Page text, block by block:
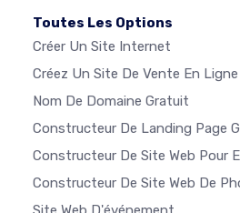
Toutes Les Options
Créer Un Site Internet
Créez Un Site De Vente En Ligne
Nom De Domaine Gratuit
Constructeur De Landing Page
Constructeur De Site Web Pour
Constructeur De Site Web De